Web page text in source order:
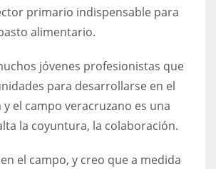
primario indispensable para
alimentario.
jóvenes profesionistas que
para desarrollarse en el
el campo veracruzano es una
la coyuntura, la colaboración.
el campo, y creo que a medida